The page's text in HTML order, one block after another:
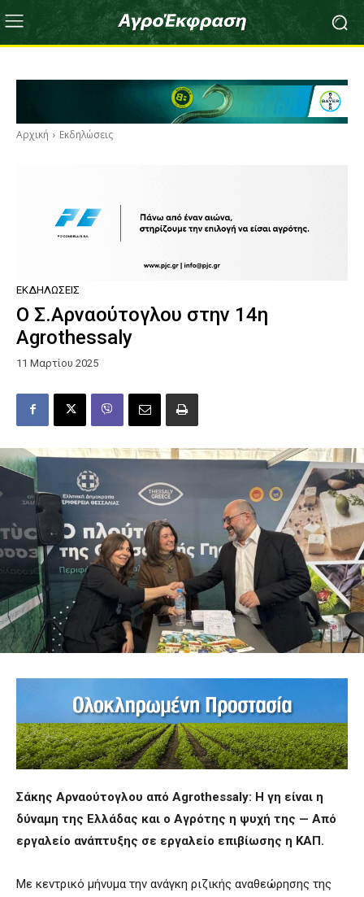
Αρχική Εκδηλώσεις
ΕΚΔΗΛΏΣΕΙΣ
Ο Σ.Αρναούτογλου στην 14η
Agrothessaly
11 Μαρτίου 2025
Σάκης Αρναούτογλου από Agrothessaly: Η γη είναι η
δύναμη της Ελλάδας και ο Αγρότης η ψυχή της — Από
εργαλείο ανάπτυξης σε εργαλείο επιβίωσης η ΚΑΠ.
Με κεντρικό μήνυμα την ανάγκη ριζικής αναθεώρησης της